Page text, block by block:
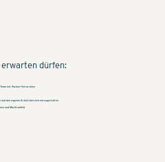
erwarten dürfen:
mit flachen Hierarchien
und den eigenen Arbeitsbereich mitzugestalten
und Marktumfeld